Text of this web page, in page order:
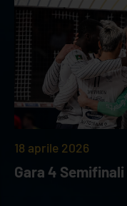
18 aprile 2026
Gara 4